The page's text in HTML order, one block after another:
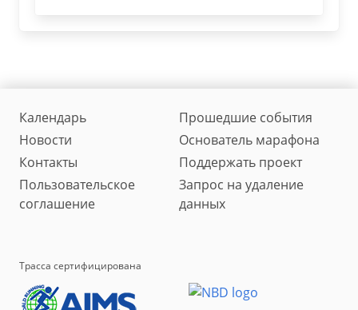
Календарь
Прошедшие события
Новости
Основатель марафона
Контакты
Поддержать проект
Пользовательское
соглашение
Запрос на удаление
данных
Трасса сертифицирована